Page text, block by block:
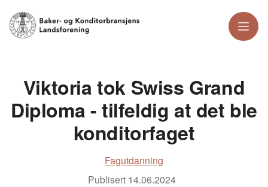
Meny
Viktoria tok Swiss Grand
Diploma - tilfeldig at det ble
konditorfaget
Fagutdanning
Publisert 14.06.2024